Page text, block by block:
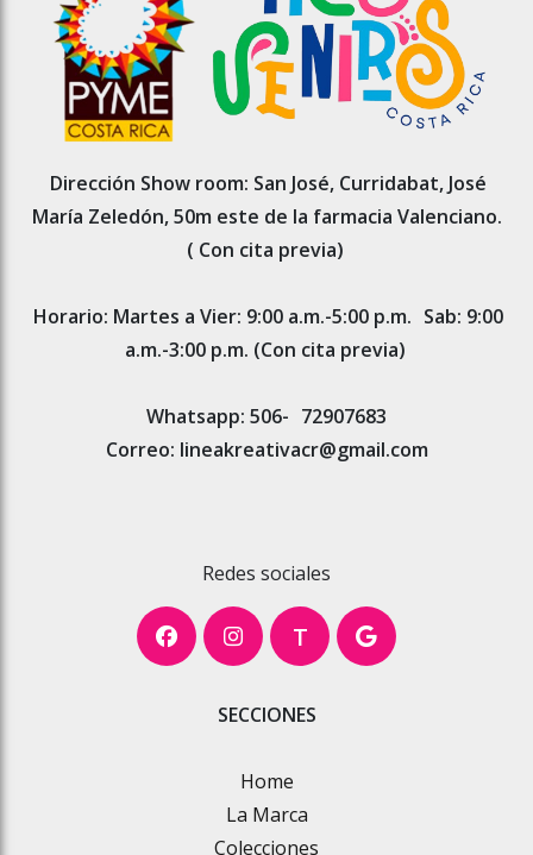
Dirección Show room: San José, Curridabat, José
María Zeledón, 50m este de la farmacia Valenciano.
( Con cita previa)
Horario: Martes a Vier: 9:00 a.m.-5:00 p.m. Sab: 9:00
a.m.-3:00 p.m. (Con cita previa)
Whatsapp: 506- 72907683
Correo: lineakreativacr@gmail.com
Redes sociales
T
SECCIONES
Home
La Marca
Colecciones